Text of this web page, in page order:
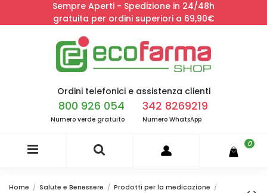
Sempre Aperti - Spedizione in 24/48h
gratuita per ordini superiori a 69,90€
Ordini telefonici e assistenza clienti
800 926 054
Numero verde gratuito
342 8269219
Numero WhatsApp
0
Home Salute e Benessere
Prodotti per la medicazione